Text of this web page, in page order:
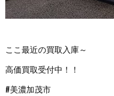
ここ最近の買取入庫～
高価買取受付中！！
#美濃加茂市